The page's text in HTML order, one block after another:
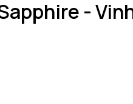
-